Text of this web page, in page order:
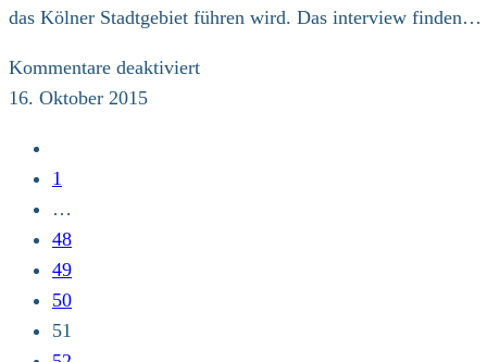
das Kölner Stadtgebiet führen wird. Das interview finden…
Kommentare deaktiviertfür
16. Oktober 2015
vorherigen
Seite
1
…
48
49
50
51